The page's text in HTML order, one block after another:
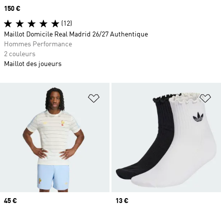
Ajouter à la Liste de produits
Prix
45 €
Prix
13 €
Prix
150 €
(12)
Maillot Domicile Real Madrid 26/27 Authentique
Hommes Performance
2 couleurs
Maillot des joueurs